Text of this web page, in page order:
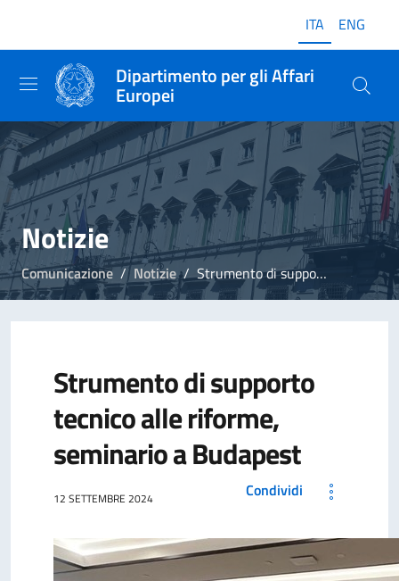
ITA ENG
Dipartimento per gli Affari
Europei
Notizie
Comunicazione Notizie Strumento di supporto tecnico alle riforme, seminario a Budapest
Strumento di supporto
tecnico alle riforme,
seminario a Budapest
12 SETTEMBRE 2024 Condividi